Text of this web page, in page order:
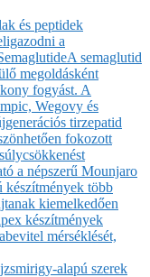
és peptidek
a
A semaglutid
megoldásként
fogyást. A
Wegovy és
tirzepatid
fokozott
a népszerű Mounjaro
készítmények több
kiemelkedően
készítmények
mérséklését,
alapú szerek